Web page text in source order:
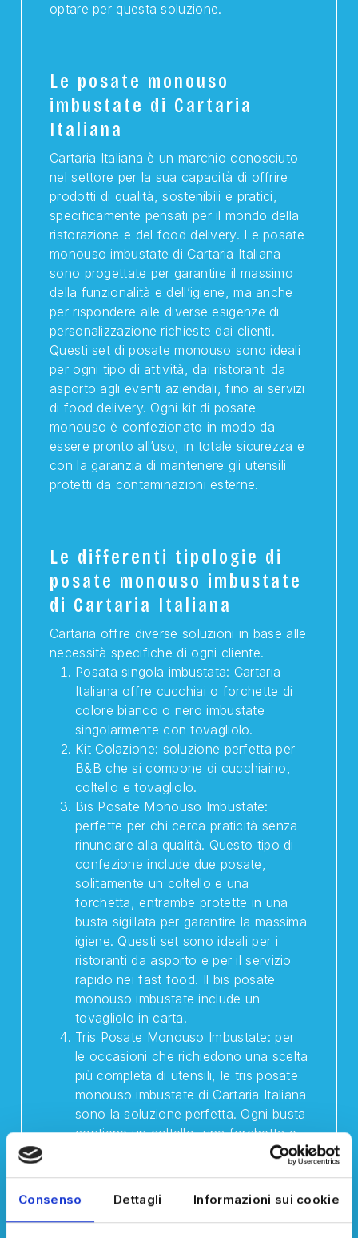
Consenso Dettagli Informazioni sui cookie
optare per questa soluzione.
Le posate monouso
imbustate di Cartaria
Italiana
Cartaria Italiana è un marchio conosciuto
nel settore per la sua capacità di offrire
prodotti di qualità, sostenibili e pratici,
specificamente pensati per il mondo della
ristorazione e del food delivery. Le posate
monouso imbustate di Cartaria Italiana
sono progettate per garantire il massimo
della funzionalità e dell’igiene, ma anche
per rispondere alle diverse esigenze di
personalizzazione richieste dai clienti.
Questi set di posate monouso sono ideali
per ogni tipo di attività, dai ristoranti da
asporto agli eventi aziendali, fino ai servizi
di food delivery. Ogni kit di posate
monouso è confezionato in modo da
essere pronto all’uso, in totale sicurezza e
con la garanzia di mantenere gli utensili
protetti da contaminazioni esterne.
Le differenti tipologie di
posate monouso imbustate
di Cartaria Italiana
Cartaria offre diverse soluzioni in base alle
necessità specifiche di ogni cliente.
Posata singola imbustata: Cartaria
Italiana offre cucchiai o forchette di
colore bianco o nero imbustate
singolarmente con tovagliolo.
Kit Colazione: soluzione perfetta per
B&B che si compone di cucchiaino,
coltello e tovagliolo.
Bis Posate Monouso Imbustate:
perfette per chi cerca praticità senza
rinunciare alla qualità. Questo tipo di
confezione include due posate,
solitamente un coltello e una
forchetta, entrambe protette in una
busta sigillata per garantire la massima
igiene. Questi set sono ideali per i
ristoranti da asporto e per il servizio
rapido nei fast food. Il bis posate
monouso imbustate include un
tovagliolo in carta.
Tris Posate Monouso Imbustate: per
le occasioni che richiedono una scelta
più completa di utensili, le tris posate
monouso imbustate di Cartaria Italiana
sono la soluzione perfetta. Ogni busta
contiene un coltello, una forchetta e
un cucchiaio, perfetti per i catering e i
offrire ai clienti un’esperienza
completa senza compromettere